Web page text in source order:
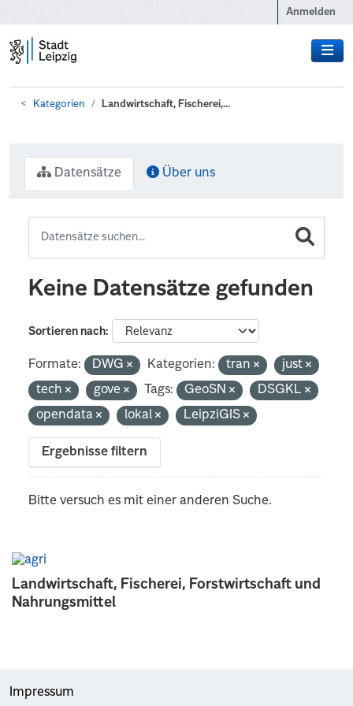
Anmelden
Kategorien Landwirtschaft, Fischerei,...
Landwirtschaft, Fischerei, Forstwirtschaft und
Nahrungsmittel
Datensätze Über uns
Keine Datensätze gefunden
Sortieren nach
Formate: DWG Kategorien: tran
just
tech
gove Tags: GeoSN
DSGKL
opendata
lokal LeipziGIS
Ergebnisse filtern
Bitte versuch es mit einer anderen Suche.
Impressum